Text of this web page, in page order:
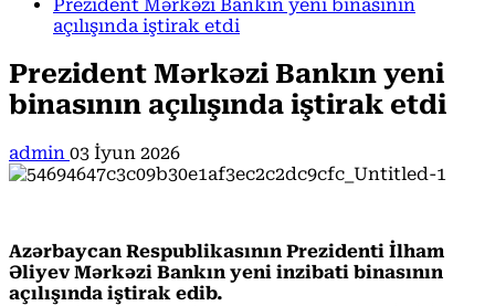
Prezident Mərkəzi Bankın yeni binasının
açılışında iştirak etdi
Prezident Mərkəzi Bankın yeni
binasının açılışında iştirak etdi
admin 03 İyun 2026
Azərbaycan Respublikasının Prezidenti İlham
Əliyev Mərkəzi Bankın yeni inzibati binasının
açılışında iştirak edib.